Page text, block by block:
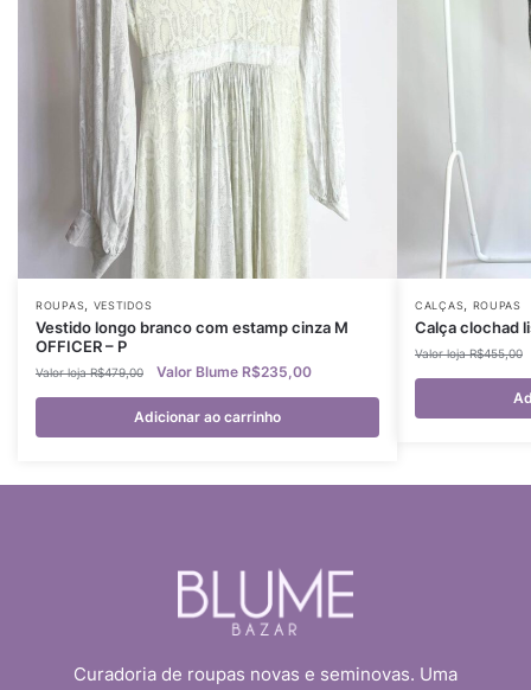
ROUPAS VESTIDOS
Vestido longo branco com estamp cinza M
OFFICER – P
R$479,00 R$235,00
Adicionar ao carrinho
CALÇAS ROUPAS
Calça clochad
R$455,00
Curadoria de roupas novas e seminovas. Uma